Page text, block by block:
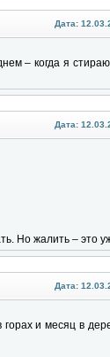
Дата:
– когда я
Дата:
Но жалить – это
Дата:
и месяц в